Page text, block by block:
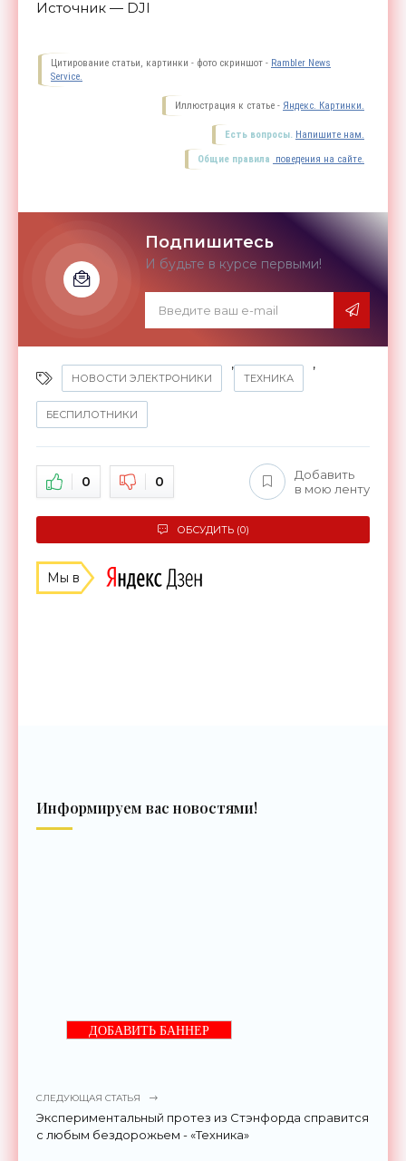
Источник — DJI
Цитирование статьи, картинки - фото скриншот - Rambler News
Service.
Иллюстрация к статье - Яндекс. Картинки.
Есть вопросы. Напишите нам.
Общие правила поведения на сайте.
Подпишитесь
И будьте в курсе первыми!
НОВОСТИ ЭЛЕКТРОНИКИ
,
ТЕХНИКА
,
БЕСПИЛОТНИКИ
0 0
Добавить
в мою ленту
ОБСУДИТЬ (0)
Мы в
Информируем вас новостями!
ДОБАВИТЬ БАННЕР
СЛЕДУЮЩАЯ СТАТЬЯ
Экспериментальный протез из Стэнфорда справится
с любым бездорожьем - «Техника»